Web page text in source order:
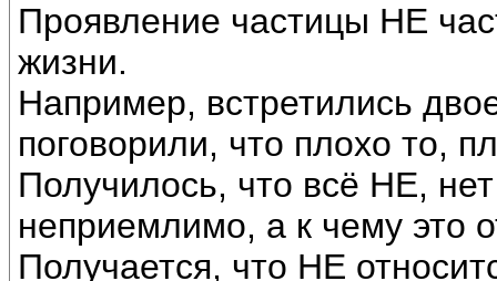
Проявление частицы НЕ
жизни.
Например, встретились
поговорили, что плохо то,
Получилось, что всё НЕ,
неприемлимо, а к чему это
Получается, что НЕ